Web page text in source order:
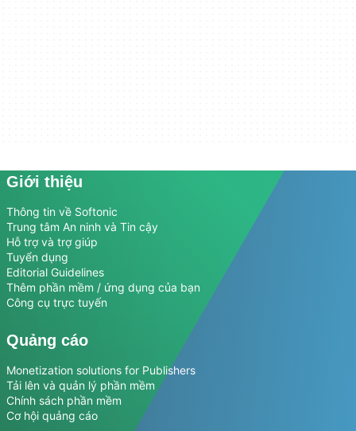
Giới thiệu
Thông tin về Softonic
Trung tâm An ninh và Tin cậy
Hỗ trợ và trợ giúp
Tuyển dụng
Editorial Guidelines
Thêm phần mềm / ứng dụng của bạn
Công cụ trực tuyến
Quảng cáo
Monetization solutions for Publishers
Tải lên và quản lý phần mềm
Chính sách phần mềm
Cơ hội quảng cáo